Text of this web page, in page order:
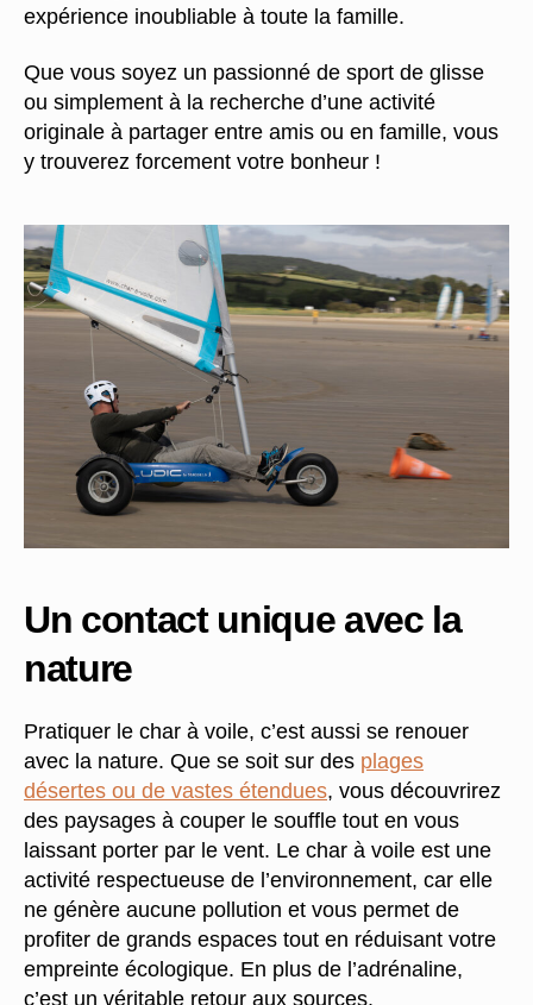
expérience inoubliable à toute la famille.
Que vous soyez un passionné de sport de glisse
ou simplement à la recherche d’une activité
originale à partager entre amis ou en famille, vous
y trouverez forcement votre bonheur !
Un contact unique avec la
nature
Pratiquer le char à voile, c’est aussi se renouer
avec la nature. Que se soit sur des plages
désertes ou de vastes étendues, vous découvrirez
des paysages à couper le souffle tout en vous
laissant porter par le vent. Le char à voile est une
activité respectueuse de l’environnement, car elle
ne génère aucune pollution et vous permet de
profiter de grands espaces tout en réduisant votre
empreinte écologique. En plus de l’adrénaline,
c’est un véritable retour aux sources.